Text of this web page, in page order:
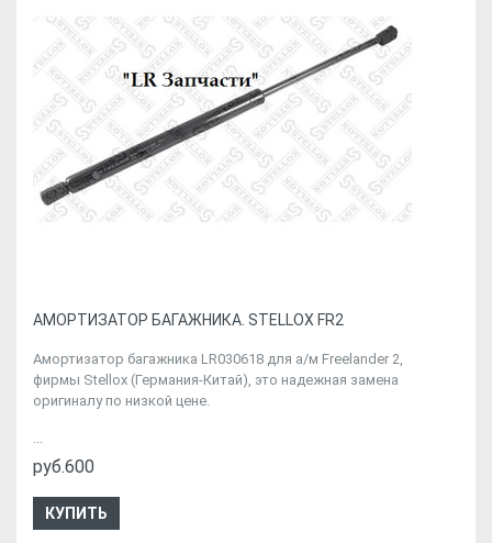
АМОРТИЗАТОР БАГАЖНИКА. STELLOX FR2
Амортизатор багажника LR030618 для а/м Freelander 2,
фирмы Stellox (Германия-Китай), это надежная замена
оригиналу по низкой цене.
...
руб.600
КУПИТЬ